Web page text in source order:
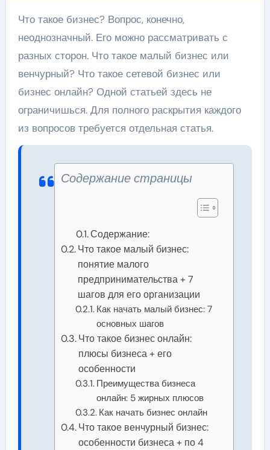
Что такое бизнес? Вопрос, конечно,
неоднозначный. Его можно рассматривать с
разных сторон. Что такое малый бизнес или
венчурный? Что такое сетевой бизнес или
бизнес онлайн? Одной статьей здесь не
ограничишься. Для полного раскрытия каждого
из вопросов требуется отдельная статья.
Содержание страницы
Содержание:
Что такое малый бизнес:
понятие малого
предпринимательства + 7
шагов для его организации
Как начать малый бизнес: 7
основных шагов
Что такое бизнес онлайн:
плюсы бизнеса + его
особенности
Преимущества бизнеса
онлайн: 5 жирных плюсов
Как начать бизнес онлайн
Что такое венчурный бизнес:
особенности бизнеса + по 4